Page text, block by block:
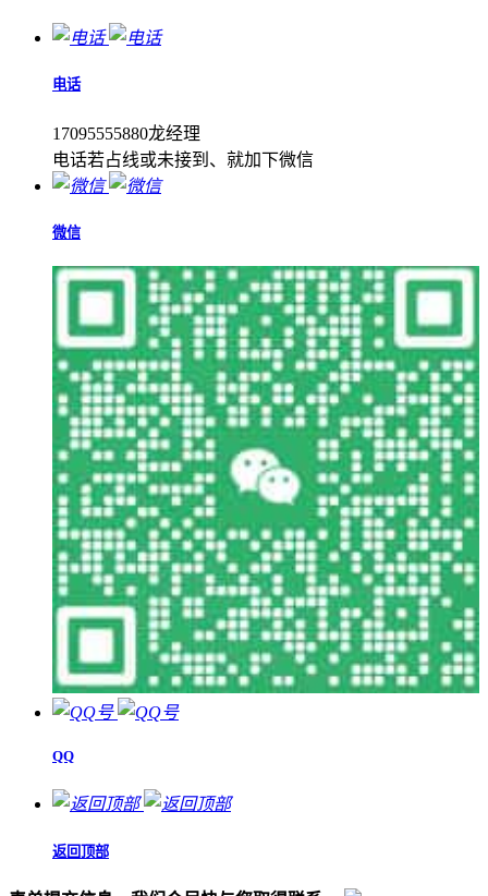
电话
17095555880龙经理
电话若占线或未接到、就加下微信
微信
QQ
返回顶部